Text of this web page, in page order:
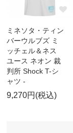
ミネソタ・ティン
バーウルブズ ミ
ッチェル＆ネス
ユース ネオン 裁
判所 Shock T-シ
ャツ -
9,270円(税込)